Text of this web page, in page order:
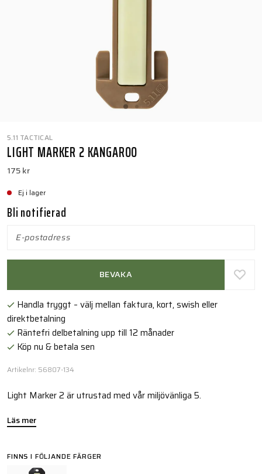
5.11 TACTICAL
LIGHT MARKER 2 KANGAROO
175 kr
Ej i lager
Bli notifierad
BEVAKA
Handla tryggt – välj mellan faktura, kort, swish eller
direktbetalning
Räntefri delbetalning upp till 12 månader
Köp nu & betala sen
Artikelnr: 56807-134
Light Marker 2 är utrustad med vår miljövänliga 5.
Läs mer
FINNS I FÖLJANDE FÄRGER